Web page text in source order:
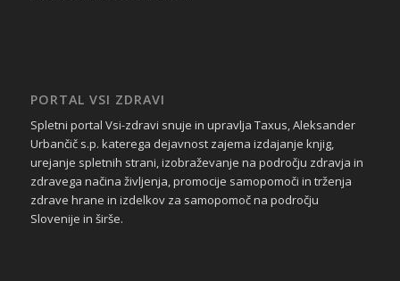
PORTAL VSI ZDRAVI
Spletni portal Vsi-zdravi snuje in upravlja Taxus, Aleksander
Urbančič s.p. katerega dejavnost zajema izdajanje knjig,
urejanje spletnih strani, izobraževanje na področju zdravja in
zdravega načina življenja, promocije samopomoči in trženja
zdrave hrane in izdelkov za samopomoč na področju
Slovenije in širše.